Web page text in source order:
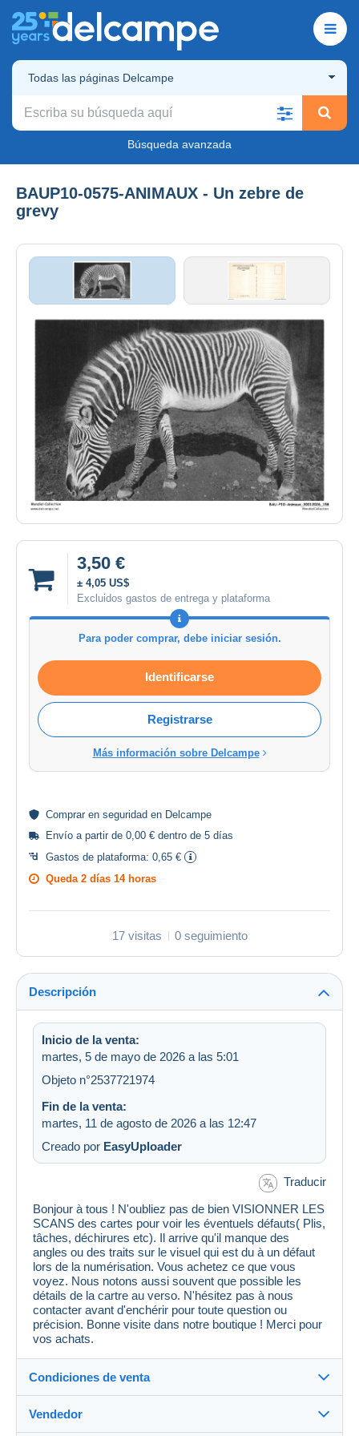
Todas las páginas Delcampe
Búsqueda avanzada
BAUP10-0575-ANIMAUX - Un zebre de
grevy
3,50 €
± 4,05 US$
Excluidos gastos de entrega y plataforma
Para poder comprar, debe iniciar sesión.
Identificarse
Registrarse
Más información sobre Delcampe
Comprar en seguridad en Delcampe
Envío a partir de 0,00 € dentro de 5 días
Gastos de plataforma: 0,65 €
Queda 2 días 14 horas
17 visitas 0 seguimiento
Descripción
Inicio de la venta:
martes, 5 de mayo de 2026 a las 5:01
Objeto n°2537721974
Fin de la venta:
martes, 11 de agosto de 2026 a las 12:47
Creado por EasyUploader
Traducir
Bonjour à tous ! N'oubliez pas de bien VISIONNER LES
SCANS des cartes pour voir les éventuels défauts( Plis,
tâches, déchirures etc). Il arrive qu'il manque des
angles ou des traits sur le visuel qui est du à un défaut
lors de la numérisation. Vous achetez ce que vous
voyez. Nous notons aussi souvent que possible les
détails de la cartre au verso. N'hésitez pas à nous
contacter avant d'enchérir pour toute question ou
précision. Bonne visite dans notre boutique ! Merci pour
vos achats.
Condiciones de venta
Vendedor